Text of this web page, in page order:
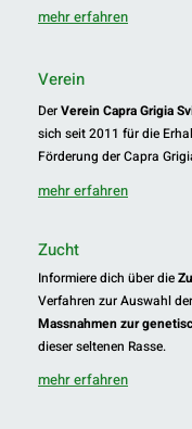
mehr erfahren
Verein
DerVerein Capra Grigia
sich seit 2011 für die
Förderung der Capra
mehr erfahren
Zucht
Informiere dich über die
Verfahren zur Auswahl
Massnahmen zur
dieser seltenen Rasse.
mehr erfahren